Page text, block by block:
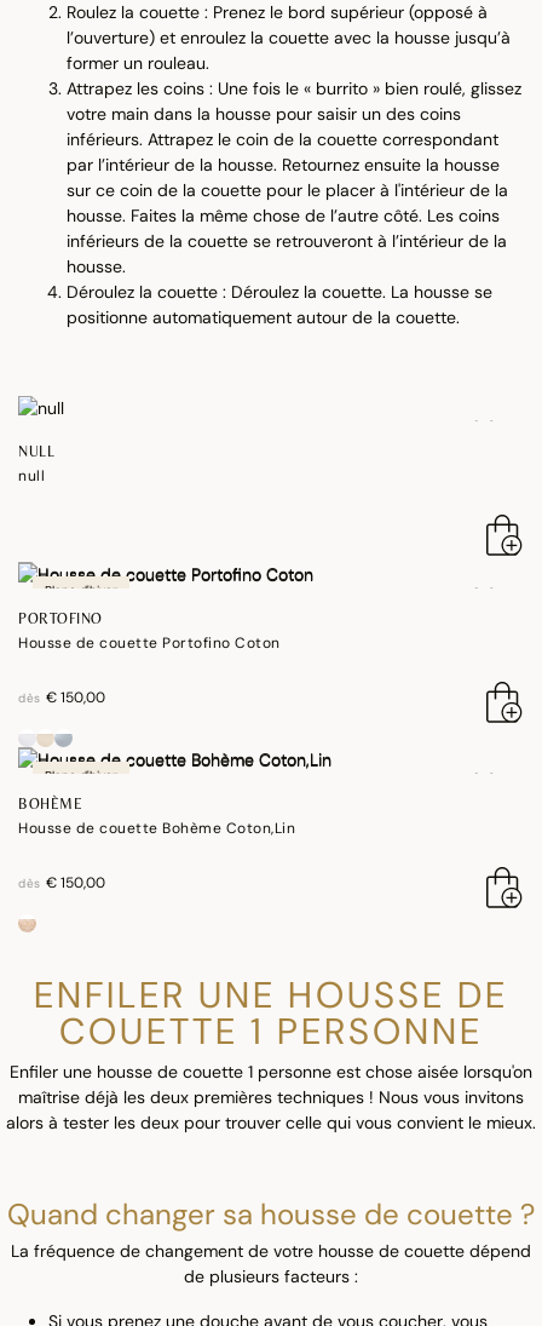
Roulez la couette : Prenez le bord supérieur (opposé à
l’ouverture) et enroulez la couette avec la housse jusqu’à
former un rouleau.
Attrapez les coins : Une fois le « burrito » bien roulé, glissez
votre main dans la housse pour saisir un des coins
inférieurs. Attrapez le coin de la couette correspondant
par l’intérieur de la housse. Retournez ensuite la housse
sur ce coin de la couette pour le placer à l'intérieur de la
housse. Faites la même chose de l’autre côté. Les coins
inférieurs de la couette se retrouveront à l’intérieur de la
housse.
Déroulez la couette : Déroulez la couette. La housse se
positionne automatiquement autour de la couette.
NULL
null
Blanc d'hiver
PORTOFINO
Housse de couette Portofino Coton
dès € 150,00
Blanc d'hiver
BOHÈME
Housse de couette Bohème Coton,Lin
dès € 150,00
ENFILER UNE HOUSSE DE
COUETTE 1 PERSONNE
Enfiler une housse de couette 1 personne est chose aisée lorsqu'on
maîtrise déjà les deux premières techniques ! Nous vous invitons
alors à tester les deux pour trouver celle qui vous convient le mieux.
Quand changer sa housse de couette ?
La fréquence de changement de votre housse de couette dépend
de plusieurs facteurs :
Si vous prenez une douche avant de vous coucher, vous